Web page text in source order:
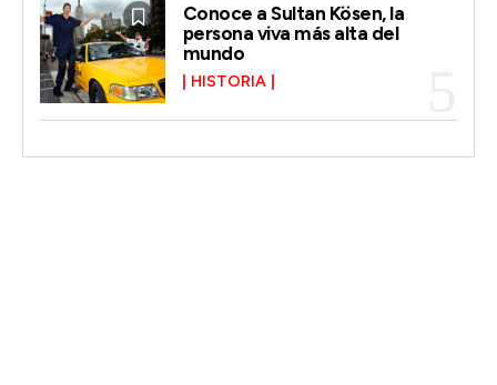
Conoce a Sultan Kösen, la
persona viva más alta del
mundo
HISTORIA